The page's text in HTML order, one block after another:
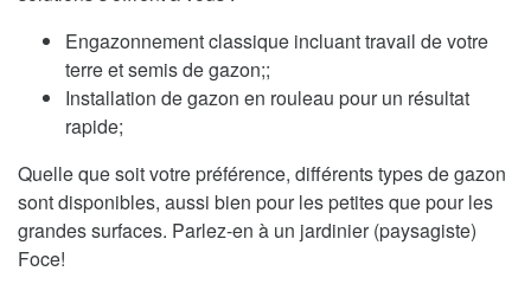
Engazonnement classique incluant travail de votre
terre et semis de gazon;;
Installation de gazon en rouleau pour un résultat
rapide;
Quelle que soit votre préférence, différents types de gazon
sont disponibles, aussi bien pour les petites que pour les
grandes surfaces. Parlez-en à un jardinier (paysagiste)
Foce!